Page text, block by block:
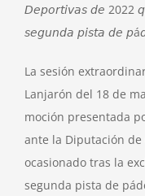
𝘋𝘦𝘱𝘰𝘳𝘵𝘪𝘷𝘢𝘴 𝘥𝘦 2022
𝘴𝘦𝘨𝘶𝘯𝘥𝘢 𝘱𝘪𝘴𝘵𝘢 𝘥𝘦
La sesión
Lanjarón del 18 de
moción presentada
ante la Diputación
ocasionado tras la
segunda pista de